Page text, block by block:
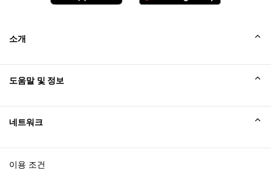
소개
Excellence Awards
도움말 및 정보
네트워크
이용 조건